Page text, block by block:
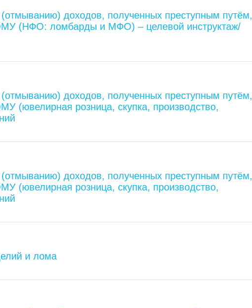
доходов, полученных преступным путём,
(НФО: ломбарды и МФО) – целевой инструктаж/
доходов, полученных преступным путём,
(ювелирная розница, скупка, производство,
доходов, полученных преступным путём,
(ювелирная розница, скупка, производство,
и лома